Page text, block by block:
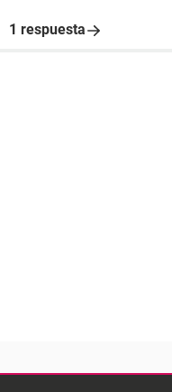
1 respuesta